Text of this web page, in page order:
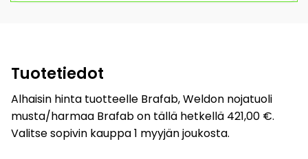
Tuotetiedot
Alhaisin hinta tuotteelle Brafab, Weldon nojatuoli
musta/harmaa Brafab on tällä hetkellä 421,00 €.
Valitse sopivin kauppa 1 myyjän joukosta.